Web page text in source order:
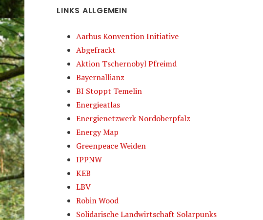
LINKS ALLGEMEIN
Aarhus Konvention Initiative
Abgefrackt
Aktion Tschernobyl Pfreimd
Bayernallianz
BI Stoppt Temelin
Energieatlas
Energienetzwerk Nordoberpfalz
Energy Map
Greenpeace Weiden
IPPNW
KEB
LBV
Robin Wood
Solidarische Landwirtschaft Solarpunks